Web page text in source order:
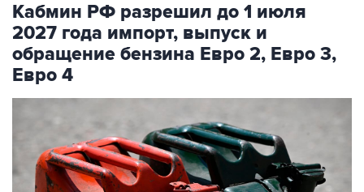
Кабмин РФ разрешил до 1 июля
2027 года импорт, выпуск и
обращение бензина Евро 2, Евро 3,
Евро 4